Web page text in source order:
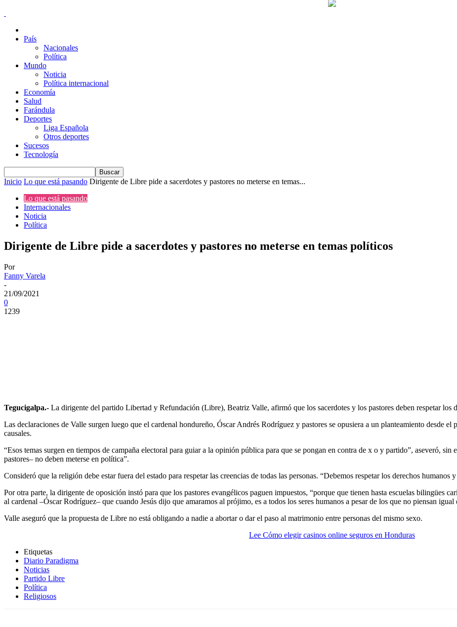
País
Nacionales
Política
Mundo
Noticia
Política internacional
Economía
Salud
Farándula
Deportes
Liga Española
Otros deportes
Sucesos
Tecnología
Inicio Lo que está pasando Dirigente de Libre pide a sacerdotes y pastores no meterse en temas...
Lo que está pasando
Internacionales
Noticia
Política
Dirigente de Libre pide a sacerdotes y pastores no meterse en temas políticos
Por
Fanny Varela
-
21/09/2021
0
1239
Tegucigalpa.- La dirigente del partido Libertad y Refundación (Libre), Beatriz Valle, afirmó que los sacerdotes y los pastores deben respetar los
Las declaraciones de Valle surgen luego que el cardenal hondureño, Óscar Andrés Rodríguez y pastores se opusiera a un planteamiento desde
causales.
“Esos temas surgen en tiempos de campaña electoral para guiar a la opinión pública para que se pongan en contra de x o y partido”, aseveró,
pastores– no deben meterse en política”.
Consideró que la religión debe estar fuera del estado para respetar las creencias de todas las personas. “Debemos respetar los derechos
Por otra parte, la dirigente de oposición instó para que los pastores evangélicos paguen impuestos, “porque que tienen hasta escuelas bilingües
al cardenal –Óscar Rodríguez– que cuando Jesús dijo que amaramos al prójimo, es a todos los seres humanos a pesar de los que no piensan igual
Valle aseguró que la propuesta de Libre no está obligando a nadie a abortar o dar el paso al matrimonio entre personas del mismo sexo.
Lee Cómo elegir casinos online seguros en Honduras
Etiquetas
Diario Paradigma
Noticias
Partido Libre
Política
Religiosos